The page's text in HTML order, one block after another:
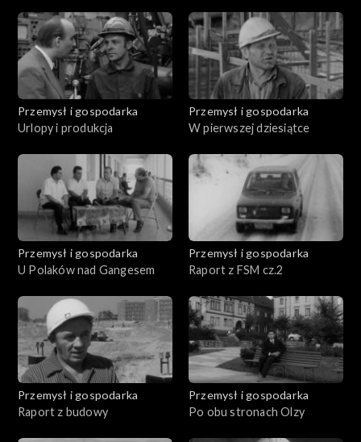
Przemysł i gospodarka
Urlopy i produkcja
Przemysł i gospodarka
W pierwszej dziesiątce
Przemysł i gospodarka
U Polaków nad Gangesem
Przemysł i gospodarka
Raport z FSM cz.2
Przemysł i gospodarka
Raport z budowy
Przemysł i gospodarka
Po obu stronach Olzy